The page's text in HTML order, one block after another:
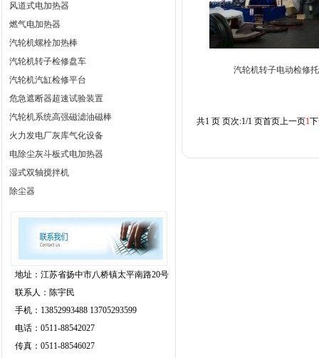
风道式电加热器
燃气电加热器
汽轮机螺栓加热棒
汽轮机转子检修盘车
汽轮机汽缸检修平台
危急遮断器超速试验装置
汽轮机系统高强磁滤油磁棒
火力发电厂灰库气化设备
电除尘灰斗板式电加热器
湿式双轴搅拌机
除尘器
地址：江苏省扬中市八桥镇太平南路20号
联系人：陈宇民
手机：13852993488 13705293599
电话：0511-88542027
传真：0511-88546027
汽轮机转子电动检修
共1 页 页次:1/1 页首页上一页1